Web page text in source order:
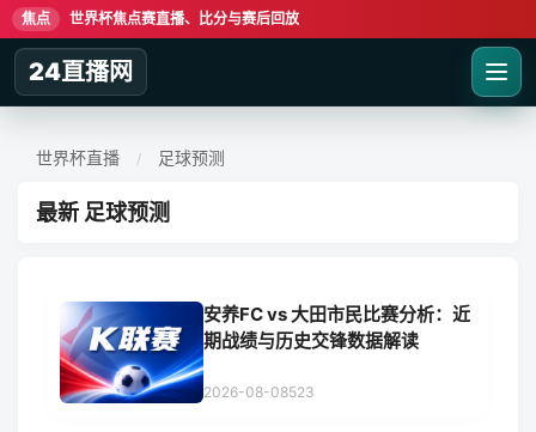
焦点 世界杯焦点赛直播、比分与赛后回放
24直播网
世界杯直播 / 足球预测
最新 足球预测
安养FC vs 大田市民比赛分析：近
期战绩与历史交锋数据解读
2026-08-08523